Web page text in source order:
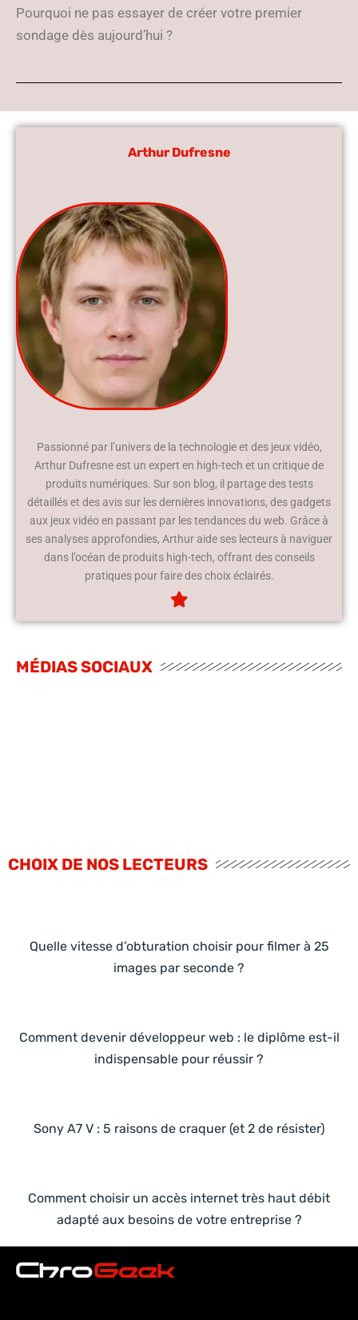
Pourquoi ne pas essayer de créer votre premier
sondage dès aujourd’hui ?
Arthur Dufresne
Passionné par l’univers de la technologie et des jeux vidéo,
Arthur Dufresne est un expert en high-tech et un critique de
produits numériques. Sur son blog, il partage des tests
détaillés et des avis sur les dernières innovations, des gadgets
aux jeux vidéo en passant par les tendances du web. Grâce à
ses analyses approfondies, Arthur aide ses lecteurs à naviguer
dans l’océan de produits high-tech, offrant des conseils
pratiques pour faire des choix éclairés.
MÉDIAS SOCIAUX
CHOIX DE NOS LECTEURS
Quelle vitesse d’obturation choisir pour filmer à 25
images par seconde ?
Comment devenir développeur web : le diplôme est-il
indispensable pour réussir ?
Sony A7 V : 5 raisons de craquer (et 2 de résister)
Comment choisir un accès internet très haut débit
adapté aux besoins de votre entreprise ?